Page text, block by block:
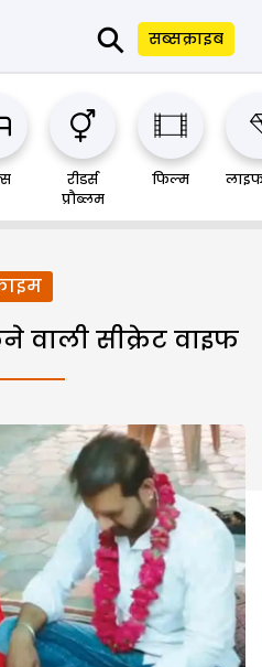
⚲ सब्सक्राइब
रीडर्स
प्रौब्लम
फिल्म
वाली सीक्रेट वाइफ